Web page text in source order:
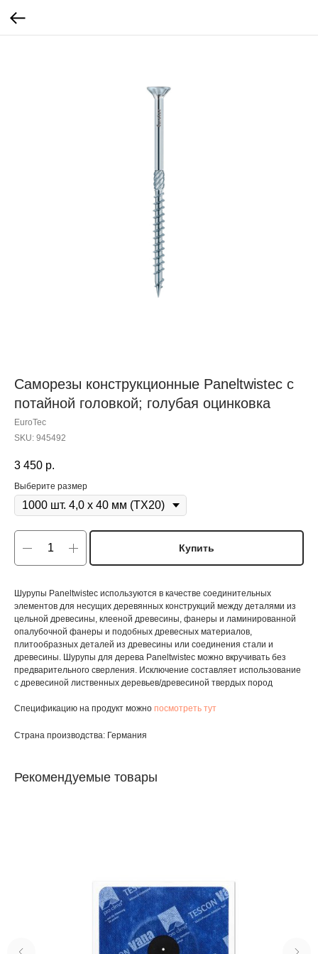
Саморезы конструкционные Paneltwistec с
потайной головкой; голубая оцинковка
EuroTec
SKU: 945492
3 450 р.
Выберите размер
Купить
Шурупы Paneltwistec используются в качестве соединительных
элементов для несущих деревянных конструкций между деталями из
цельной древесины, клееной древесины, фанеры и ламинированной
опалубочной фанеры и подобных древесных материалов,
плитообразных деталей из древесины или соединения стали и
древесины. Шурупы для дерева Paneltwistec можно вкручивать без
предварительного сверления. Исключение составляет использование
с древесиной лиственных деревьев/древесиной твердых пород
Спецификацию на продукт можно посмотреть тут
Страна производства: Германия
Рекомендуемые товары